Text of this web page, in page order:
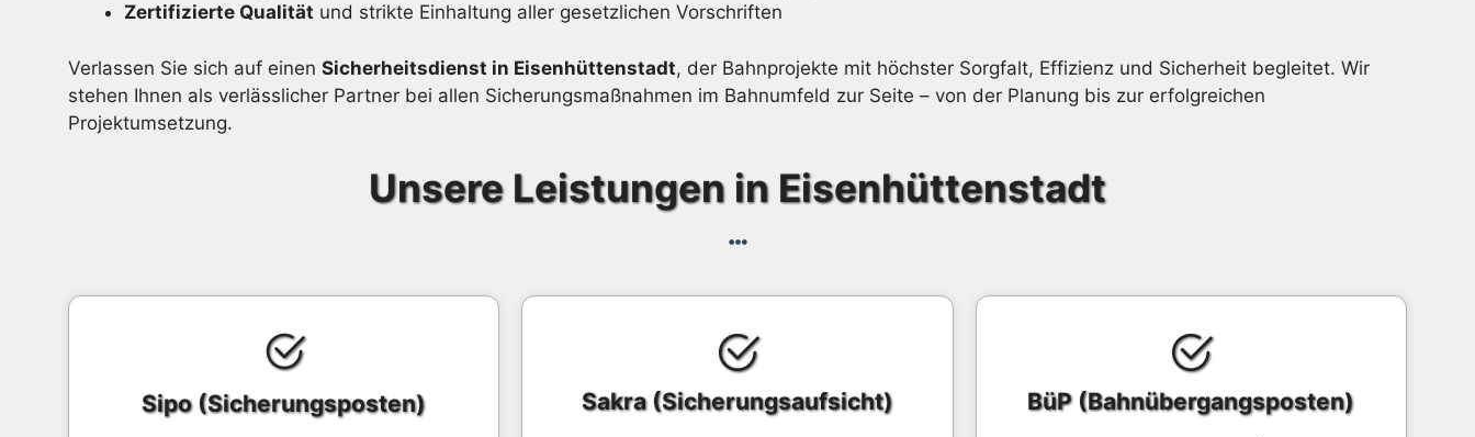
Zertifizierte Qualität und strikte Einhaltung aller gesetzlichen Vorschriften
Verlassen Sie sich auf einen Sicherheitsdienst in Eisenhüttenstadt, der Bahnprojekte mit höchster Sorgfalt, Effizienz und Sicherheit begleitet. Wir
stehen Ihnen als verlässlicher Partner bei allen Sicherungsmaßnahmen im Bahnumfeld zur Seite – von der Planung bis zur erfolgreichen
Projektumsetzung.
Unsere Leistungen in Eisenhüttenstadt
Sipo (Sicherungsposten) Sakra (Sicherungsaufsicht) BüP (Bahnübergangsposten)